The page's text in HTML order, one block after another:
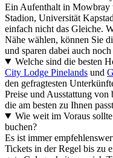
Ein Aufenthalt in Mowbray
Stadion, Universität
einfach nicht das Gleiche.
Nähe wählen, können Sie
und sparen dabei auch
Welche sind die besten
City Lodge Pinelands und
den gefragtesten
Preise und Ausstattung
die am besten zu Ihnen
Wie weit im Voraus
buchen?
Es ist immer
Tickets in der Regel bis zu